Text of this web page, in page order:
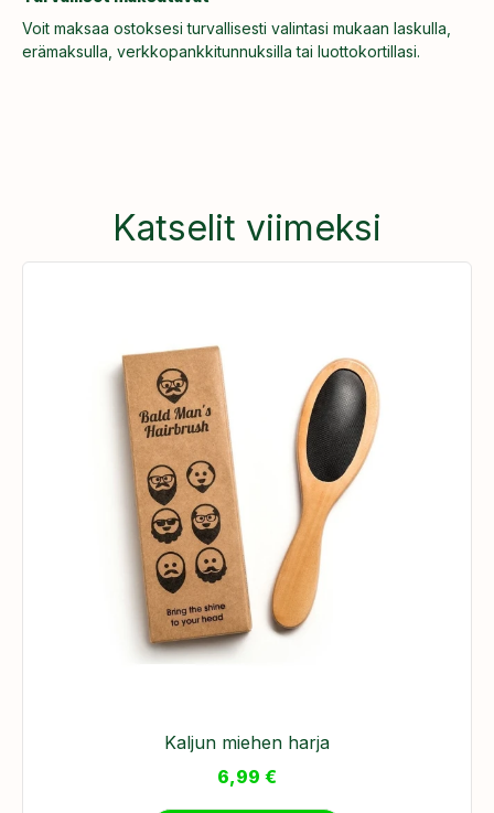
Voit maksaa ostoksesi turvallisesti valintasi mukaan laskulla,
erämaksulla, verkkopankkitunnuksilla tai luottokortillasi.
Katselit viimeksi
Kaljun miehen harja
6,99 €